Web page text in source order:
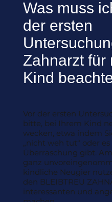
Was muss
der ersten
Zahnarzt für
Kind
Vor der ersten
bitte, bei Ihrem Kind
wecken, etwa indem
„nicht weh tut“ oder
Überraschung gibt.
ganz
kindliche Neugier
den BLEIBTREU
interessanten und